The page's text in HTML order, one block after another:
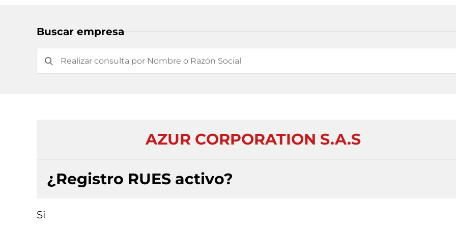
Buscar empresa
AZUR CORPORATION S.A.S
¿Registro RUES activo?
Si